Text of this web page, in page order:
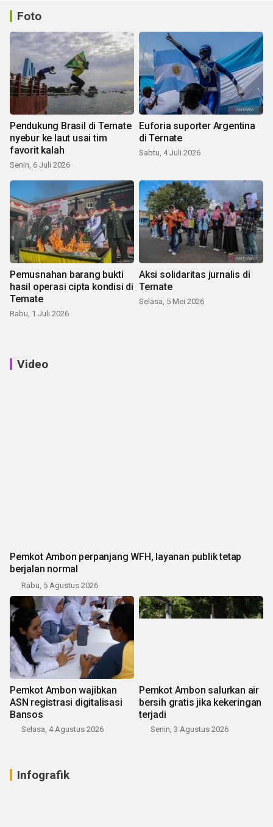
Foto
Pendukung Brasil di Ternate
nyebur ke laut usai tim
favorit kalah
Senin, 6 Juli 2026
Euforia suporter Argentina
di Ternate
Sabtu, 4 Juli 2026
Pemusnahan barang bukti
hasil operasi cipta kondisi di
Ternate
Rabu, 1 Juli 2026
Aksi solidaritas jurnalis di
Ternate
Selasa, 5 Mei 2026
Video
Pemkot Ambon perpanjang WFH, layanan publik tetap
berjalan normal
Rabu, 5 Agustus 2026
Pemkot Ambon wajibkan
ASN registrasi digitalisasi
Bansos
Selasa, 4 Agustus 2026
Pemkot Ambon salurkan air
bersih gratis jika kekeringan
terjadi
Senin, 3 Agustus 2026
Infografik